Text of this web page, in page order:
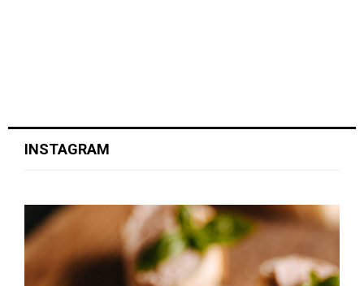
INSTAGRAM